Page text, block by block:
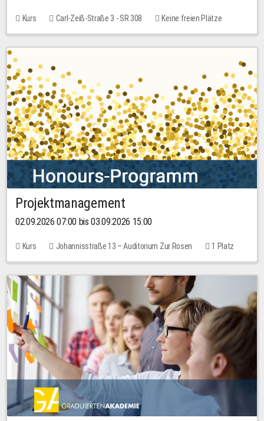
Kurs Carl-Zeiß-Straße 3 - SR 308 Keine freien Plätze
Projektmanagement
02.09.2026 07:00 bis 03.09.2026 15:00
Kurs Johannisstraße 13 – Auditorium Zur Rosen 1 Platz